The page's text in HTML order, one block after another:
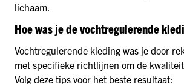
lichaam.
Hoe was je de vochtregulerende
Vochtregulerende kleding was je door
met specifieke richtlijnen om de
Volg deze tips voor het beste resultaat: